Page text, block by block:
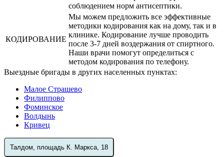
соблюдением норм антисептики.
КОДИРОВАНИЕ
Мы можем предложить все эффективные
методики кодирования как на дому, так и в
клинике. Кодирование лучше проводить
после 3-7 дней воздержания от спиртного.
Наши врачи помогут определиться с
методом кодирования по телефону.
Выездные бригады в других населенных пунктах:
Малое Страшево
Филиппово
Фоминское
Волдынь
Кривец
Талдом, площадь К. Маркса, 18